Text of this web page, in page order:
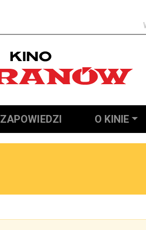
ZAPOWIEDZI O KINIE